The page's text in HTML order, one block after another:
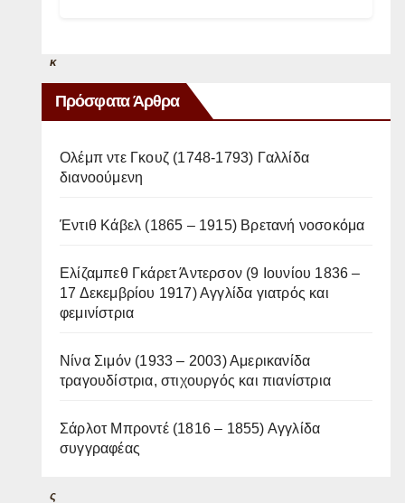
κ
ι
ς
Πρόσφατα Άρθρα
Ολέμπ ντε Γκουζ (1748-1793) Γαλλίδα
διανοούμενη
Έντιθ Κάβελ (1865 – 1915) Βρετανή νοσοκόμα
Ελίζαμπεθ Γκάρετ Άντερσον (9 Ιουνίου 1836 –
17 Δεκεμβρίου 1917) Αγγλίδα γιατρός και
φεμινίστρια
Νίνα Σιμόν (1933 – 2003) Αμερικανίδα
τραγουδίστρια, στιχουργός και πιανίστρια
Σάρλοτ Μπροντέ (1816 – 1855) Αγγλίδα
συγγραφέας